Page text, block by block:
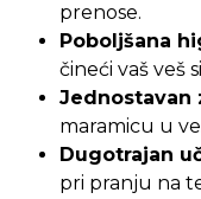
prenose.
Poboljšana
čineći vaš veš
Jednostavan
maramicu u
Dugotrajan
pri pranju na